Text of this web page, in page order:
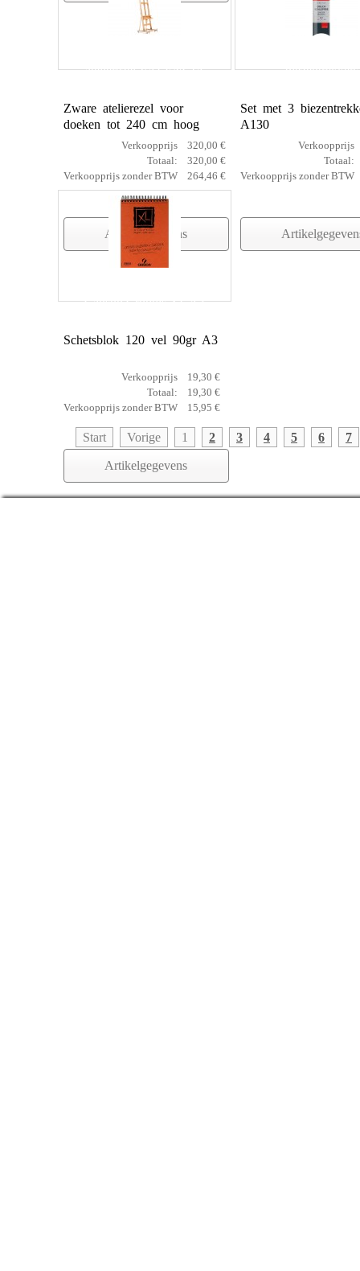
atelierezel VALENCIA
Zware atelierezel voor
doeken tot 240 cm hoog
Verkoopprijs
320,00 €
Totaal:
320,00 €
Verkoopprijs zonder BTW
264,46 €
Artikelgegevens
biezentrekkers
Set met 3
A130
Verkoopprijs
Totaal:
Verkoopprijs zonder BTW
Canson Croquis XL A3
Schetsblok 120 vel 90gr A3
Verkoopprijs
19,30 €
Totaal:
19,30 €
Verkoopprijs zonder BTW
15,95 €
Artikelgegevens
Start Vorige 1 2 3 4 5 6 7